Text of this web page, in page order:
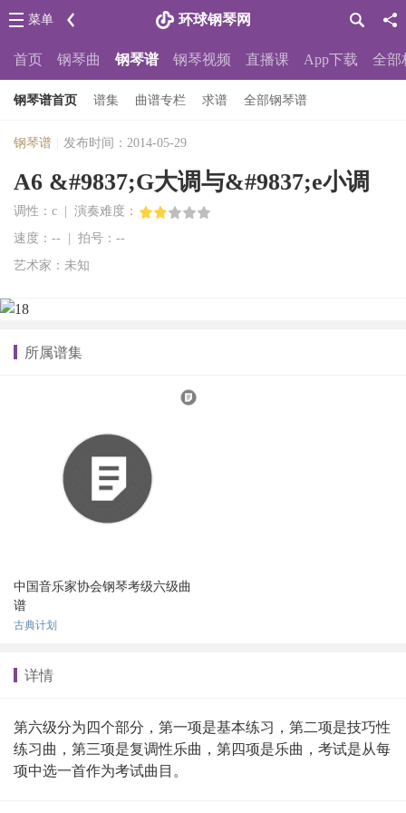
环球钢琴网
菜单
首页 钢琴曲 钢琴谱 钢琴视频 直播课 App下载 全部
钢琴谱首页 谱集 曲谱专栏 求谱 全部钢琴谱
钢琴谱 发布时间：2014-05-29
A6 &#9837;G大调与&#9837;e小调
调性：c | 演奏难度：
速度：-- | 拍号：--
艺术家：未知
所属谱集
中国音乐家协会钢琴考级六级曲
谱
古典计划
详情
第六级分为四个部分，第一项是基本练习，第二项是技巧性
练习曲，第三项是复调性乐曲，第四项是乐曲，考试是从每
项中选一首作为考试曲目。